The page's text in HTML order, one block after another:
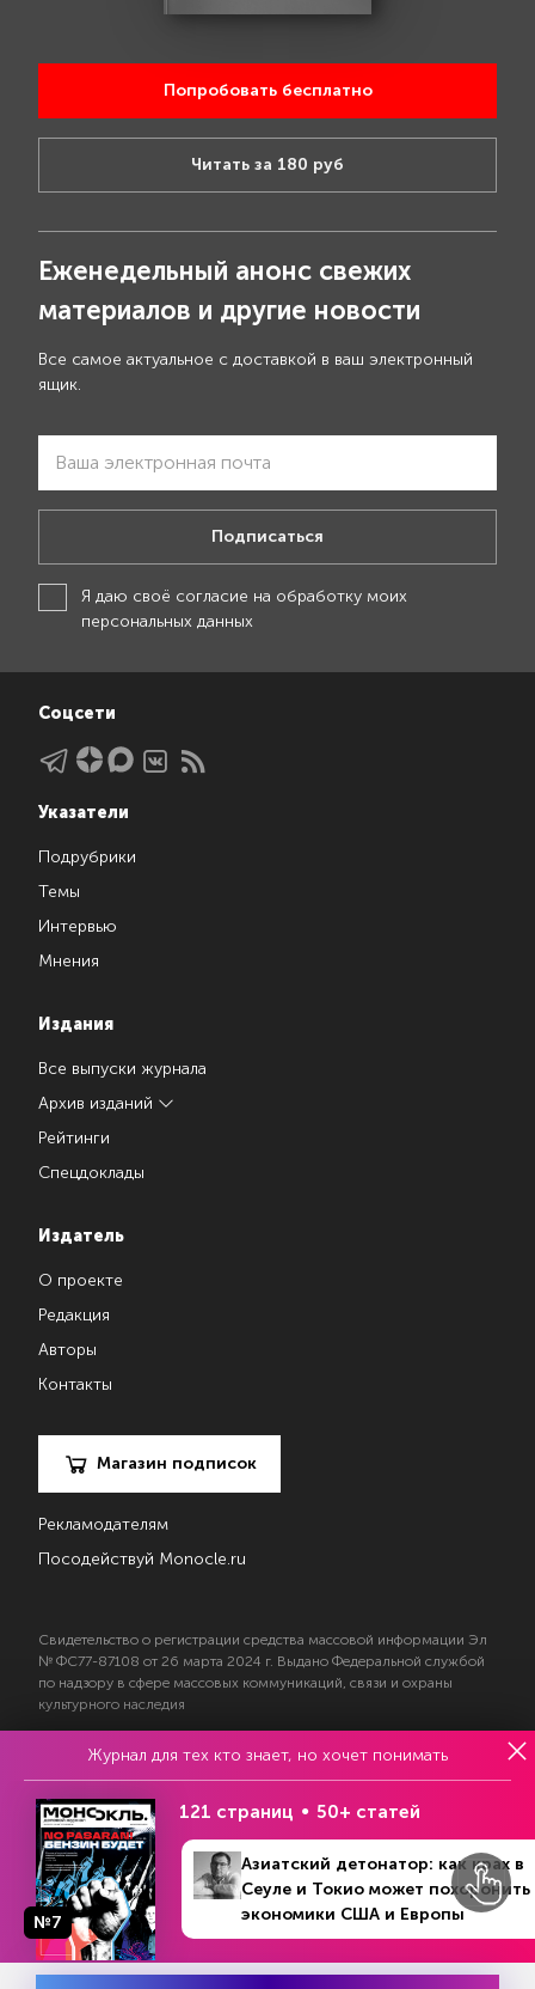
№24 (1437) В номере
Попробовать бесплатно
Читать за 180 руб
Еженедельный анонс свежих
материалов и другие новости
Все самое актуальное с доставкой в ваш электронный
ящик.
Подписаться
Я даю своё согласие на обработку моих
персональных данных
Соцсети
Указатели
Подрубрики
Темы
Интервью
Мнения
Издания
Все выпуски журнала
Архив изданий
Рейтинги
Спецдоклады
Издатель
О проекте
Редакция
Авторы
Контакты
Магазин подписок
Рекламодателям
Посодействуй Monocle.ru
Свидетельство о регистрации средства массовой информации Эл
№ ФС77-87108 от 26 марта 2024 г. Выдано Федеральной службой
по надзору в сфере массовых коммуникаций, связи и охраны
культурного наследия
© 2017—2026 АНО «Творческий коллектив Эксперт»
Политика конфиденциальности
Условия использования материалов
Согласие на обработку персональных данных
Журнал для тех кто знает, но хочет понимать
№7
121 страниц 50+ статей
Азиатский детонатор: как крах в
Сеуле и Токио может похоронить
экономики США и Европы